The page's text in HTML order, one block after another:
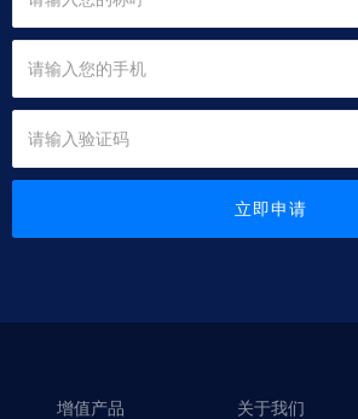
立即申请
增值产品 关于我们